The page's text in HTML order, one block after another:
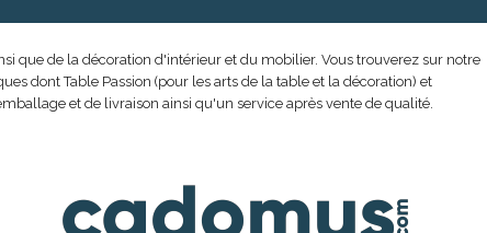
que de la décoration d'intérieur et du mobilier. Vous trouverez sur notre
dont Table Passion (pour les arts de la table et la décoration) et
et de livraison ainsi qu'un service après vente de qualité.